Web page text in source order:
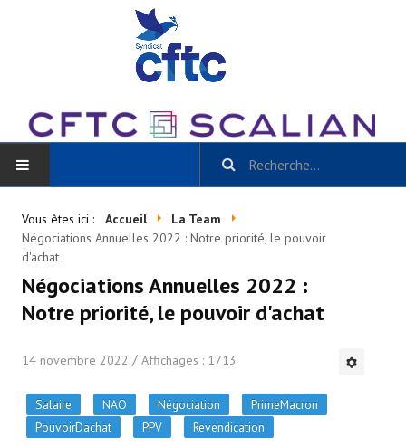
BLOG
Toutes les catégories
- Actu CSE et + / La Gazette Scalian
- - Slidehow Actu CSE et +
Vous êtes ici : Accueil
La Team
Négociations Annuelles 2022 : Notre priorité, le pouvoir
d'achat
Négociations Annuelles 2022 :
Notre priorité, le pouvoir d'achat
14 novembre 2022 Affichages : 1713
Salaire NAO Négociation
PrimeMacron
PouvoirDachat
PPV Revendication